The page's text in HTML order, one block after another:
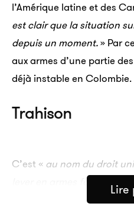
l’Amérique latine et des
est clair que la situation
depuis un moment.» Par
aux armes d’une partie
déjà instable en Colombie.
Trahison
C’est « au nom du droit
lever en armes face à
d’ancien·ne·s membres
Lire